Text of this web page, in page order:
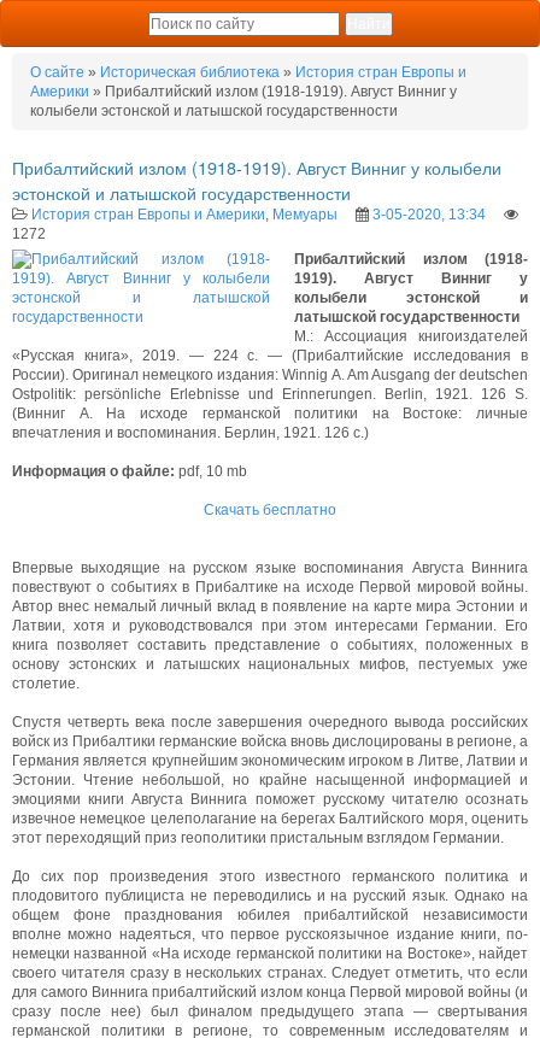
О сайте » Историческая библиотека » История стран Европы и
Америки » Прибалтийский излом (1918-1919). Август Винниг у
колыбели эстонской и латышской государственности
Прибалтийский излом (1918-1919). Август Винниг у колыбели
эстонской и латышской государственности
История стран Европы и Америки Мемуары
3-05-2020, 13:34
1272
Прибалтийский излом (1918-
1919). Август Винниг у
колыбели эстонской и
латышской государственности
М.: Ассоциация книгоиздателей
«Русская книга», 2019. — 224 с. — (Прибалтийские исследования в
России). Оригинал немецкого издания: Winnig A. Am Ausgang der deutschen
Ostpolitik: persönliche Erlebnisse und Erinnerungen. Berlin, 1921. 126 S.
(Винниг А. На исходе германской политики на Востоке: личные
впечатления и воспоминания. Берлин, 1921. 126 с.)
Информация о файле: pdf, 10 mb
Скачать бесплатно
Впервые выходящие на русском языке воспоминания Августа Виннига
повествуют о событиях в Прибалтике на исходе Первой мировой войны.
Автор внес немалый личный вклад в появление на карте мира Эстонии и
Латвии, хотя и руководствовался при этом интересами Германии. Его
книга позволяет составить представление о событиях, положенных в
основу эстонских и латышских национальных мифов, пестуемых уже
столетие.
Спустя четверть века после завершения очередного вывода российских
войск из Прибалтики германские войска вновь дислоцированы в регионе, а
Германия является крупнейшим экономическим игроком в Литве, Латвии и
Эстонии. Чтение небольшой, но крайне насыщенной информацией и
эмоциями книги Августа Виннига поможет русскому читателю осознать
извечное немецкое целеполагание на берегах Балтийского моря, оценить
этот переходящий приз геополитики пристальным взглядом Германии.
До сих пор произведения этого известного германского политика и
плодовитого публициста не переводились и на русский язык. Однако на
общем фоне празднования юбилея прибалтийской независимости
вполне можно надеяться, что первое русскоязычное издание книги, по-
немецки названной «На исходе германской политики на Востоке», найдет
своего читателя сразу в нескольких странах. Следует отметить, что если
для самого Виннига прибалтийский излом конца Первой мировой войны (и
сразу после нее) был финалом предыдущего этапа — свертывания
германской политики в регионе, то современным исследователям и